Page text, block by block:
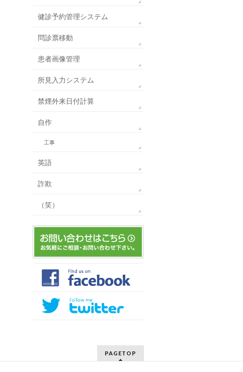
健診予約管理システム
問診票移動
患者画像管理
所見入力システム
禁煙外来日付計算
自作
工事
英語
詐欺
（笑）
PAGETOP